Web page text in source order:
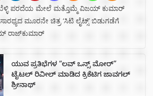
ಪರದೆಯ ಮೇಲೆ ಮತ್ತೊಮ್ಮೆ ವಿಜಯ್ ಕುಮಾರ್
ಮೂರನೇ ಚಿತ್ರ ‘ಸಿಟಿ ಲೈಟ್ಸ್’ ಬಿಡುಗಡೆಗೆ
ರಾಜ್‌ಕುಮಾರ್
ಯುವ ಪ್ರತಿಭೆಗಳ “ಲವ್ ಒನ್ಸ್ ಮೋರ್”
ಟೈಟಲ್ ರಿವೀಲ್ ಮಾಡಿದ ಕ್ರಿಕೆಟಿಗ ಜಾವಗಲ್
ಶ್ರೀನಾಥ್